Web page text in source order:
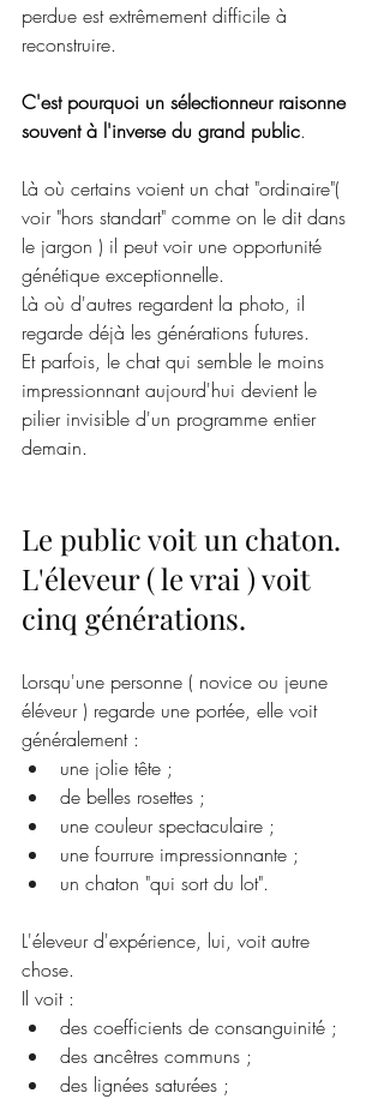
perdue est extrêmement difficile à
reconstruire.
C'est pourquoi un sélectionneur raisonne
souvent à l'inverse du grand public.
Là où certains voient un chat "ordinaire"(
voir "hors standart" comme on le dit dans
le jargon ) il peut voir une opportunité
génétique exceptionnelle.
Là où d'autres regardent la photo, il
regarde déjà les générations futures.
Et parfois, le chat qui semble le moins
impressionnant aujourd'hui devient le
pilier invisible d'un programme entier
demain.
Le public voit un chaton.
L'éleveur ( le vrai ) voit
cinq générations.
Lorsqu'une personne ( novice ou jeune
éléveur ) regarde une portée, elle voit
généralement :
une jolie tête ;
de belles rosettes ;
une couleur spectaculaire ;
une fourrure impressionnante ;
un chaton "qui sort du lot".
L'éleveur d'expérience, lui, voit autre
chose.
Il voit :
des coefficients de consanguinité ;
des ancêtres communs ;
des lignées saturées ;